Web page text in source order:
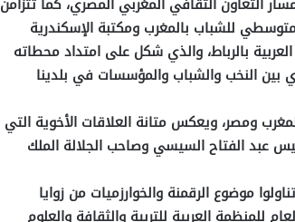
للشباب بالمغرب ومكتبة الإسكندرية
بالرباط، والذي شكل على امتداد محطاته
بين النخب والشباب والمؤسسات في بلدينا
ومصر، ويعكس متانة العلاقات الأخوية التي
عبد الفتاح السيسي وصاحب الجلالة الملك
موضوع الرقمنة والخوارزميات من زوايا
للمنظمة العربية للتربية والثقافة والعلوم